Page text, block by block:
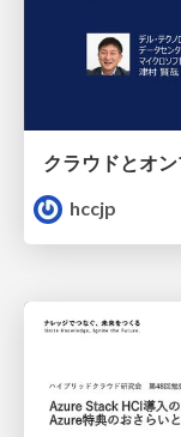
hccjp